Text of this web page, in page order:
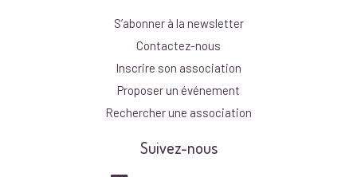
S’abonner à la newsletter
Contactez-nous
Inscrire son association
Proposer un événement
Rechercher une association
Suivez-nous